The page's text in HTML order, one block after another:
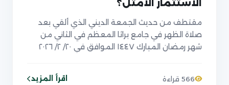
الاستثمار الأمثل؟
مقتطف من حديث الجمعة الديني الذي ألقي بعد
صلاة الظهر في جامع براثا المعظم في الثاني من
شهر رمضان المبارك ١٤٤٧ الموافق في ٢٠/ ٢/ ٢٠٢٦
566 قراءة اقرأ المزيد